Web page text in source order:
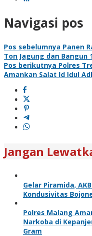
Navigasi pos
Pos sebelumnya Panen
Ton Jagung dan Bangun
Pos berikutnya Polres
Amankan Salat Id Idul
Jangan
Gelar Piramida,
Kondusivitas
Polres Malang
Narkoba di
Gram